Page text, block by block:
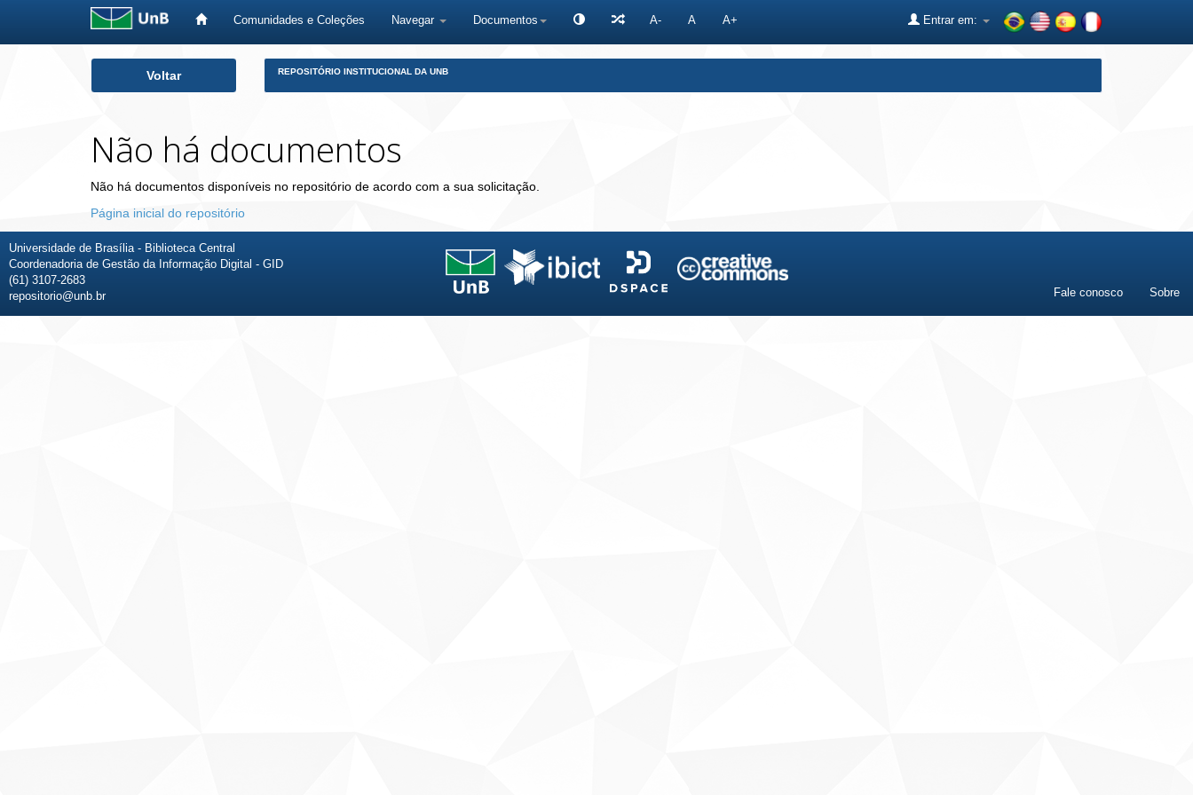
Comunidades e Coleções Navegar Documentos A- A A+ Entrar em:
Voltar REPOSITÓRIO INSTITUCIONAL DA UNB
Não há documentos
Não há documentos disponíveis no repositório de acordo com a sua solicitação.
Página inicial do repositório
Universidade de Brasília - Biblioteca Central
Coordenadoria de Gestão da Informação Digital - GID
(61) 3107-2683
repositorio@unb.br
Fale conosco Sobre